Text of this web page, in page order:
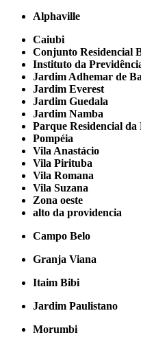
Alphaville
Caiubi
Conjunto Residencial
Instituto da
Jardim Adhemar de
Jardim Everest
Jardim Guedala
Jardim Namba
Parque Residencial da
Pompéia
Vila Anastácio
Vila Pirituba
Vila Romana
Vila Suzana
Zona oeste
alto da providencia
Campo Belo
Granja Viana
Itaim Bibi
Jardim Paulistano
Morumbi